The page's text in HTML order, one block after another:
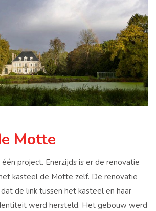
Motte
project. Enerzijds is er de renovatie
kasteel de Motte zelf. De renovatie
de link tussen het kasteel en haar
werd hersteld. Het gebouw werd